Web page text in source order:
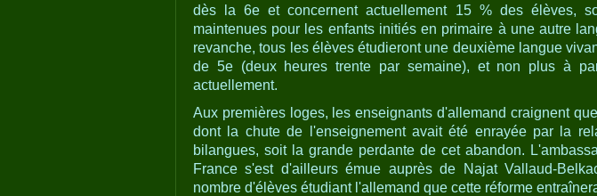
dès la 6e et concernent actuellement 15 % des élèves,
maintenues pour les enfants initiés en primaire à une autre
revanche, tous les élèves étudieront une deuxième langue
de 5e (deux heures trente par semaine), et non plus à
actuellement.
Aux premières loges, les enseignants d'allemand craignent
dont la chute de l'enseignement avait été enrayée par la
bilangues, soit la grande perdante de cet abandon.
France s'est d'ailleurs émue auprès de Najat Vallaud-
nombre d'élèves étudiant l'allemand que cette réforme